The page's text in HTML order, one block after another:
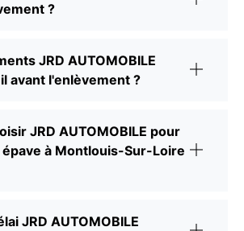
?
JRD AUTOMOBILE
avant l'enlèvement ?
JRD AUTOMOBILE pour
à Montlouis-Sur-Loire
JRD AUTOMOBILE